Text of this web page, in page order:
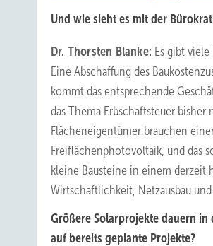
Und wie sieht es mit der
Dr. Thorsten Blanke: Es gibt
Eine Abschaffung des
kommt das entsprechende
das Thema Erbschaftsteuer
Flächeneigentümer brauchen
Freiflächenphotovoltaik, und das
kleine Bausteine in einem derzeit
Wirtschaftlichkeit, Netzausbau
Größere Solarprojekte dauern
auf bereits geplante Projekte?